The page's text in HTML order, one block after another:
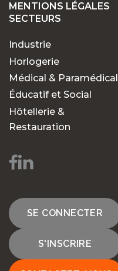
MENTIONS LÉGALES
SECTEURS
Industrie
Horlogerie
Médical & Paramédical
Éducatif et Social
Hôtellerie &
Restauration
SE CONNECTER
S'INSCRIRE